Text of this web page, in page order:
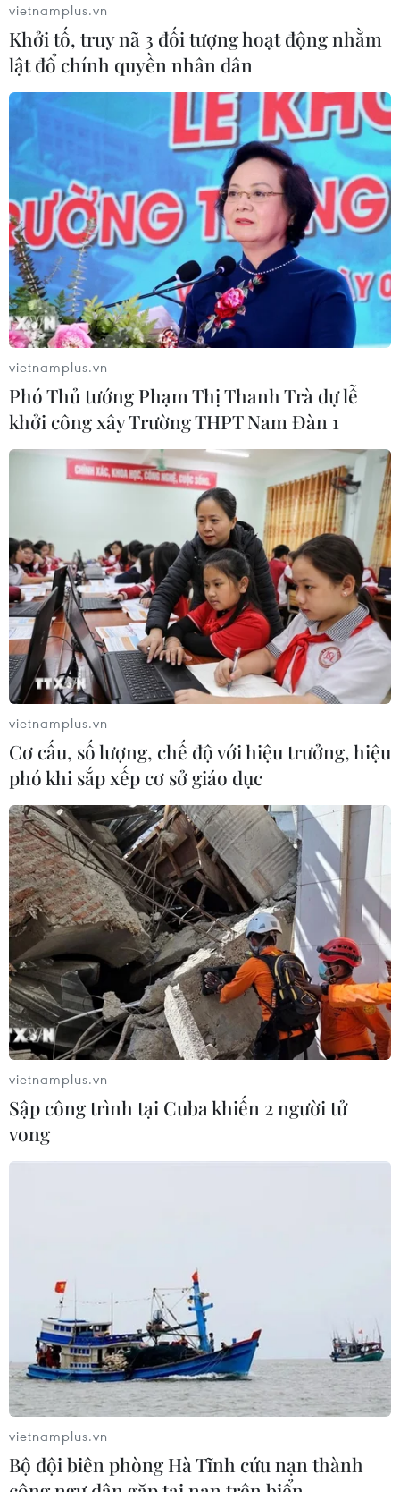
thẳng tiến vào bán kết với thành tích
nhất bảng
07/08/2026 15:58
Đình Bắc rực sáng với cú
đúp, tuyển Việt Nam vào bán kết
07/08/2026 15:49
vietnamplus.vn
Khởi tố, truy nã 3 đối tượng hoạt động nhằm
lật đổ chính quyền nhân dân
vietnamplus.vn
Phó Thủ tướng Phạm Thị Thanh Trà dự lễ
khởi công xây Trường THPT Nam Đàn 1
vietnamplus.vn
Cơ cấu, số lượng, chế độ với hiệu trưởng, hiệu
phó khi sắp xếp cơ sở giáo dục
vietnamplus.vn
Sập công trình tại Cuba khiến 2 người tử
vong
vietnamplus.vn
Bộ đội biên phòng Hà Tĩnh cứu nạn thành